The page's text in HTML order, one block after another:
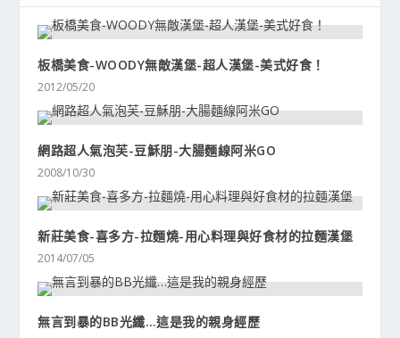
板橋美食-WOODY無敵漢堡-超人漢堡-美式好食！
2012/05/20
網路超人氣泡芙-豆穌朋-大腸麵線阿米GO
2008/10/30
新莊美食-喜多方-拉麵燒-用心料理與好食材的拉麵漢堡
2014/07/05
無言到暴的BB光纖…這是我的親身經歷